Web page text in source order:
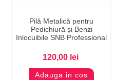
Pilă Metalică pentru
Pedichiură și Benzi
Inlocuibile SNB Professional
120,00 lei
Adauga in cos